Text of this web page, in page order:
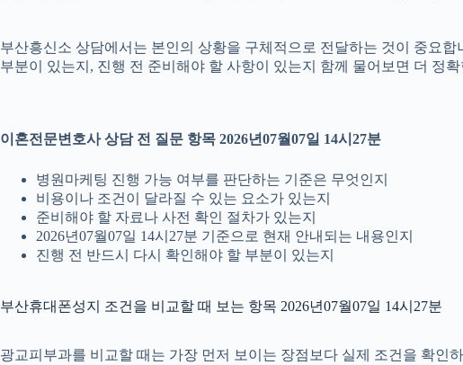
부산흥신소 상담에서는 본인의 상황을 구체적으로 전달하는 것이 중요
부분이 있는지, 진행 전 준비해야 할 사항이 있는지 함께 물어보면 더 정
이혼전문변호사 상담 전 질문 항목 2026년07월07일 14시27분
병원마케팅 진행 가능 여부를 판단하는 기준은 무엇인지
비용이나 조건이 달라질 수 있는 요소가 있는지
준비해야 할 자료나 사전 확인 절차가 있는지
2026년07월07일 14시27분 기준으로 현재 안내되는 내용인지
진행 전 반드시 다시 확인해야 할 부분이 있는지
부산휴대폰성지 조건을 비교할 때 보는 항목 2026년07월07일 14시27분
광교피부과를 비교할 때는 가장 먼저 보이는 장점보다 실제 조건을 확인